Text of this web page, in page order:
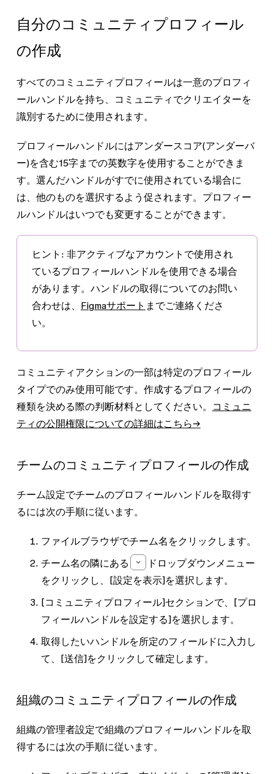
自分のコミュニティプロフィール
の作成
すべてのコミュニティプロフィールは一意のプロフィ
ールハンドルを持ち、コミュニティでクリエイターを
識別するために使用されます。
プロフィールハンドルにはアンダースコア(アンダーバ
ー)を含む15字までの英数字を使用することができま
す。選んだハンドルがすでに使用されている場合に
は、他のものを選択するよう促されます。プロフィー
ルハンドルはいつでも変更することができます。
ヒント: 非アクティブなアカウントで使用され
ているプロフィールハンドルを使用できる場合
があります。ハンドルの取得についてのお問い
合わせは、 Figmaサポート までご連絡くださ
い。
コミュニティアクションの一部は特定のプロフィール
タイプでのみ使用可能です。作成するプロフィールの
種類を決める際の判断材料としてください。
コミュニ
ティの公開権限についての詳細はこちら→
チームのコミュニティプロフィールの作成
チーム設定でチームのプロフィールハンドルを取得す
るには次の手順に従います。
ファイルブラウザでチーム名をクリックします。
チーム名の隣にある
ドロップダウンメニュー
をクリックし、 [設定を表示]を選択します。
[コミュニティプロフィール]セクションで、 [プロ
フィールハンドルを設定する]を選択します。
取得したいハンドルを所定のフィールドに入力し
て、 [送信]をクリックして確定します。
組織のコミュニティプロフィールの作成
組織の管理者設定で組織のプロフィールハンドルを取
得するには次の手順に従います。